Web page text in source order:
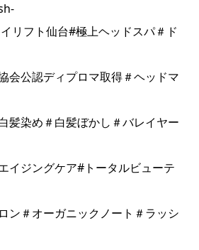
リフト仙台#極上ヘッドスパ＃ド
会公認ディプロマ取得＃ヘッドマ
髪染め＃白髪ぼかし＃バレイヤー
イジングケア#トータルビューテ
ン＃オーガニックノート＃ラッシ